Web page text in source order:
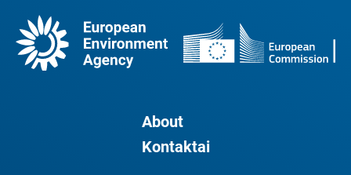
About
Kontaktai